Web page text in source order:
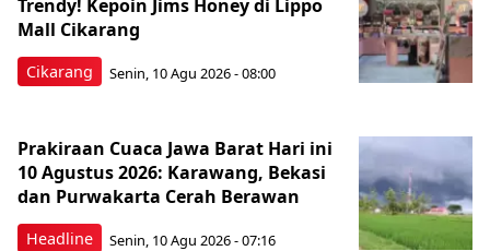
Cikarang
Trendy! Kepoin Jims Honey di Lippo
Mall Cikarang
Senin, 10 Agu 2026 - 08:00
Headline
Prakiraan Cuaca Jawa Barat Hari ini
10 Agustus 2026: Karawang, Bekasi
dan Purwakarta Cerah Berawan
Senin, 10 Agu 2026 - 07:16